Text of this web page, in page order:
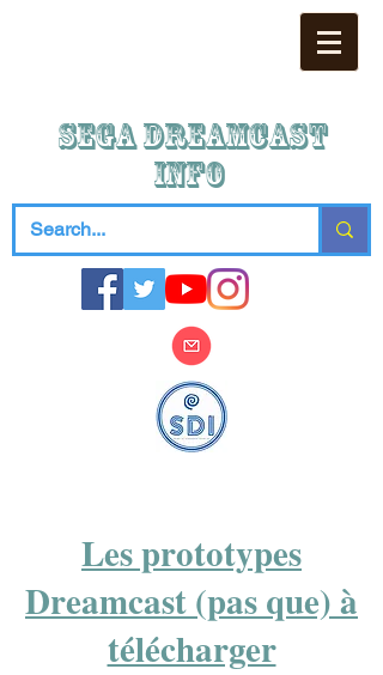
SEGA DREAMCAST
iNFO
Les prototypes
Dreamcast (pas que) à
télécharger